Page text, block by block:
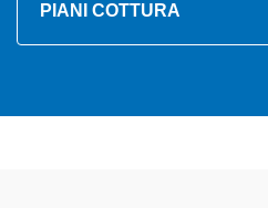
PIANI COTTURA